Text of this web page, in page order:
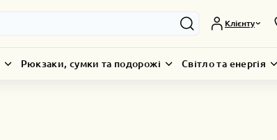
Клієнту
Рюкзаки, сумки та подорожі Світло та енергія